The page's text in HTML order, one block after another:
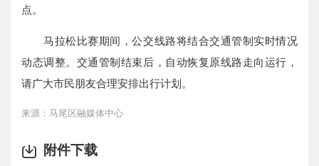
点。
马拉松比赛期间，公交线路将结合交通管制实时情况
动态调整。交通管制结束后，自动恢复原线路走向运行，
请广大市民朋友合理安排出行计划。
来源：马尾区融媒体中心
附件下载